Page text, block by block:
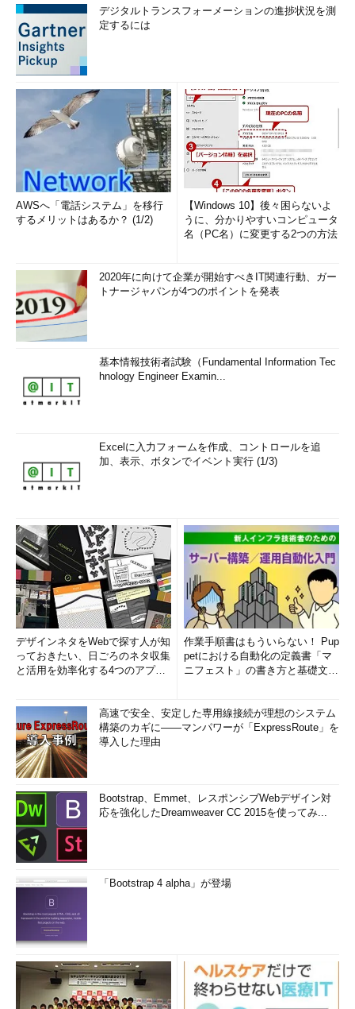
デジタルトランスフォーメーションの進捗状況を測
定するには
AWSへ「電話システム」を移行
するメリットはあるか？ (1/2)
【Windows 10】後々困らないよ
うに、分かりやすいコンピュータ
名（PC名）に変更する2つの方法
2020年に向けて企業が開始すべきIT関連行動、ガー
トナージャパンが4つのポイントを発表
基本情報技術者試験（Fundamental Information Tec
hnology Engineer Examin...
Excelに入力フォームを作成、コントロールを追
加、表示、ボタンでイベント実行 (1/3)
デザインネタをWebで探す人が知
っておきたい、日ごろのネタ収集
と活用を効率化する4つのアプリ
作業手順書はもういらない！ Pup
petにおける自動化の定義書「マ
ニフェスト」の書き方と基礎文法
高速で安全、安定した専用線接続が理想のシステム
構築のカギに――マンパワーが「ExpressRoute」を
導入した理由
Bootstrap、Emmet、レスポンシブWebデザイン対
応を強化したDreamweaver CC 2015を使ってみ...
「Bootstrap 4 alpha」が登場